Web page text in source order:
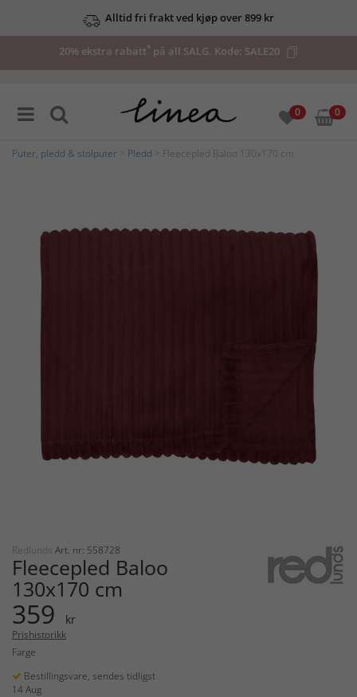
Alltid fri frakt ved kjøp over 899 kr
20% ekstra rabatt* på all SALG. Kode: SALE20
0 0
Puter, pledd & stolputer Pledd > Fleecepled Baloo 130x170 cm
Redlunds Art. nr: 558728
Fleecepled Baloo
130x170 cm
359 kr
Prishistorikk
Farge
Bestillingsvare, sendes tidligst
14 Aug